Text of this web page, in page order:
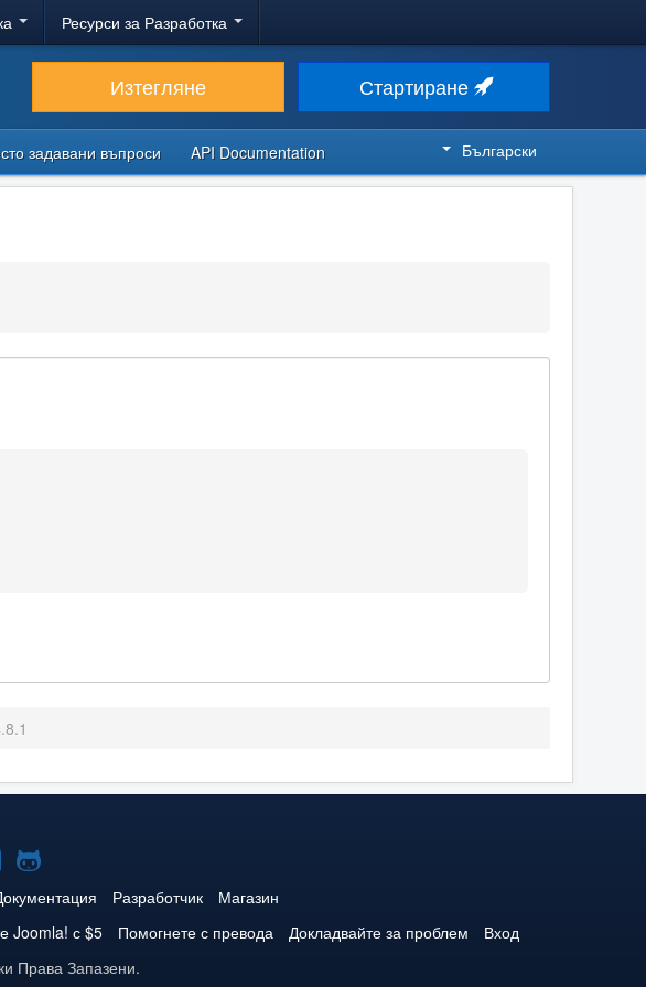
Ресурси за Разработка
Изтегляне Стартиране
задавани въпроси API Documentation Български
Joomla!
в
GitHub
Разработчик
Магазин
Joomla! с $5 Помогнете с превода Докладвайте за проблем
Вход
Права Запазени.